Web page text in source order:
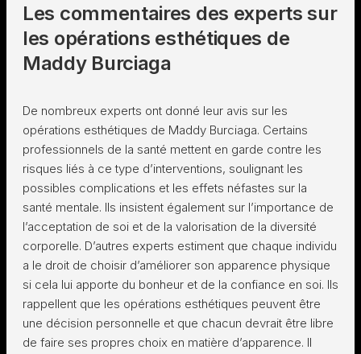
Les commentaires des experts sur
les opérations esthétiques de
Maddy Burciaga
De nombreux experts ont donné leur avis sur les
opérations esthétiques de Maddy Burciaga. Certains
professionnels de la santé mettent en garde contre les
risques liés à ce type d’interventions, soulignant les
possibles complications et les effets néfastes sur la
santé mentale. Ils insistent également sur l’importance de
l’acceptation de soi et de la valorisation de la diversité
corporelle. D’autres experts estiment que chaque individu
a le droit de choisir d’améliorer son apparence physique
si cela lui apporte du bonheur et de la confiance en soi. Ils
rappellent que les opérations esthétiques peuvent être
une décision personnelle et que chacun devrait être libre
de faire ses propres choix en matière d’apparence. Il